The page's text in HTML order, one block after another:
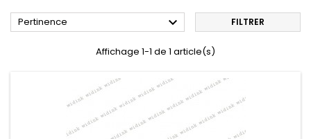
Pertinence  FILTRER
Affichage 1-1 de 1 article(s)